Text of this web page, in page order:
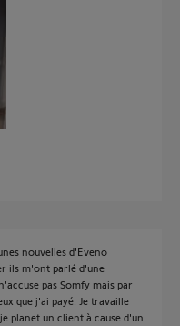
nouvelles d'Eveno
ils m'ont parlé d'une
pas Somfy mais par
que j'ai payé. Je travaille
planet un client à cause d'un